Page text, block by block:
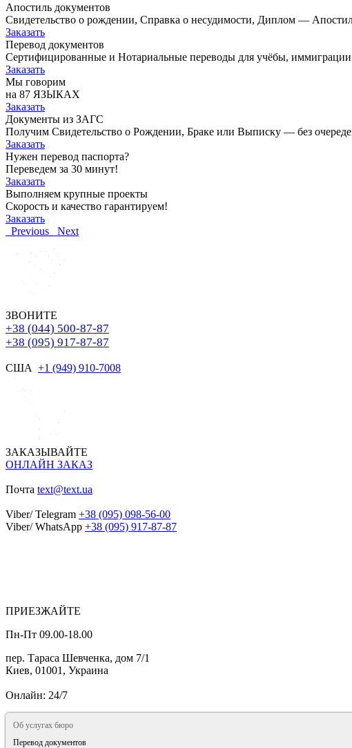
Апостиль документов
Свидетельство о рождении, Справка о несудимости, Диплом —
Заказать
Перевод документов
Сертифицированные и Нотариальные переводы для учёбы,
Заказать
Мы говорим
на 87 ЯЗЫКАХ
Заказать
Документы из ЗАГС
Получим Свидетельство о Рождении, Браке или Выписку — без
Заказать
Нужен перевод паспорта?
Переведем за 30 минут!
Заказать
Выполняем крупные проекты
Скорость и качество гарантируем!
Заказать
Previous
Next
ЗВОНИТЕ
+38 (044) 500-87-87
+38 (095) 917-87-87
США +1 (949) 910-7008
ЗАКАЗЫВАЙТЕ
ОНЛАЙН ЗАКАЗ
Почта text@text.ua
Viber/ Telegram +38 (095) 098-56-00
Viber/ WhatsApp +38 (095) 917-87-87
ПРИЕЗЖАЙТЕ
Пн-Пт 09.00-18.00
пер. Тараса Шевченка, дом 7/1
Киев, 01001, Украина
Онлайн: 24/7
Об услугах бюро
Перевод документов